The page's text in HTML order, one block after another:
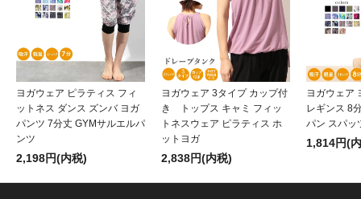
ヨガウェア ピラティス フィ
ットネス ダンス ズンバ ヨガ
パンツ 7分丈 GYMサルエルパ
ンツ
2,198円(内税)
ヨガウェア 3タイプ カップ付
き トップス キャミ フィッ
トネスウェア ピラティス ホ
ットヨガ
2,838円(内税)
ヨガウェア
レギンス 8
パン スパッ
1,814円(